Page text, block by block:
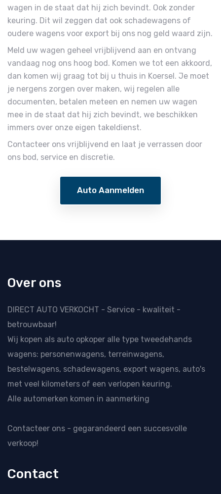
wagen in de staat dat hij zich bevindt. Ook zonder
keuring. Dit wil zeggen dat ook schadewagens of
oudere wagens voor export bij ons nog geld waard zijn.
Meld uw wagen geheel vrijblijvend aan en ontvang
vandaag nog ons hoog bod. Komen we tot een akkoord,
dan komen wij graag tot bij u thuis in Koersel. Je moet
je nergens zorgen over maken, wij regelen alle
documenten, betalen meteen en nemen uw wagen
mee in de staat dat hij zich bevindt, we beschikken
immers over onze eigen takeldienst.
Contacteer ons vrijblijvend en laat je verrassen door
ons bod, service en discretie.
Auto Aanmelden
Over ons
DIRECT AUTO VERKOCHT - Service - kwaliteit -
betrouwbaar!
Wij kopen als auto opkoper alle type tweedehands
wagens: personenwagens, terreinwagens,
bestelwagens, schadewagens, export wagens, auto's
met veel kilometers of een verlopen keuring.
Alle automerken komen in aanmerking
Contacteer ons - gegarandeerd een succesvolle
verkoop!
Contact